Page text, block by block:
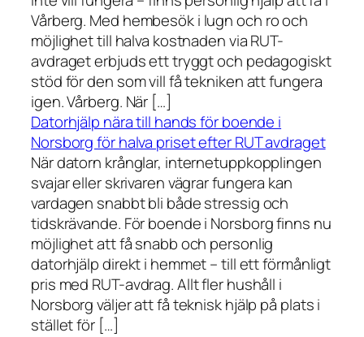
Vårberg. Med hembesök i lugn och ro och
möjlighet till halva kostnaden via RUT-
avdraget erbjuds ett tryggt och pedagogiskt
stöd för den som vill få tekniken att fungera
igen. Vårberg. När […]
Datorhjälp nära till hands för boende i
Norsborg för halva priset efter RUT avdraget
När datorn krånglar, internetuppkopplingen
svajar eller skrivaren vägrar fungera kan
vardagen snabbt bli både stressig och
tidskrävande. För boende i Norsborg finns nu
möjlighet att få snabb och personlig
datorhjälp direkt i hemmet – till ett förmånligt
pris med RUT-avdrag. Allt fler hushåll i
Norsborg väljer att få teknisk hjälp på plats i
stället för […]